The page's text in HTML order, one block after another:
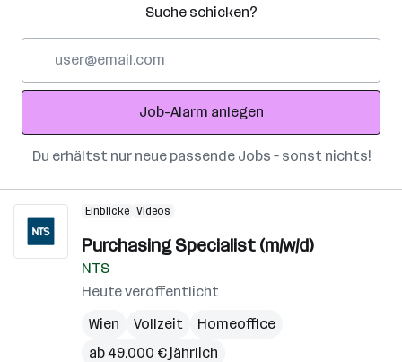
Suche schicken?
Adresse
Job-Alarm anlegen
Du erhältst nur neue passende Jobs – sonst nichts!
Einblicke Videos
Purchasing Specialist (m/w/d)
NTS
Heute veröffentlicht
Wien
Vollzeit
Homeoffice
ab 49.000 € jährlich